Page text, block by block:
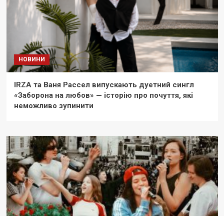
НОВИНИ
IRZA та Ваня Рассел випускають дуетний сингл
«Заборона на любов» — історію про почуття, які
неможливо зупинити